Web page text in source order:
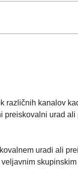
različnih kanalov
urad
uradi ali